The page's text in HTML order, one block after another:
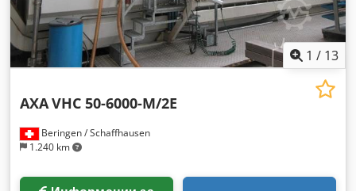
1 / 13
Beringen / Schaffhausen
1.240 km
AXAVHC 50-6000-M/2E